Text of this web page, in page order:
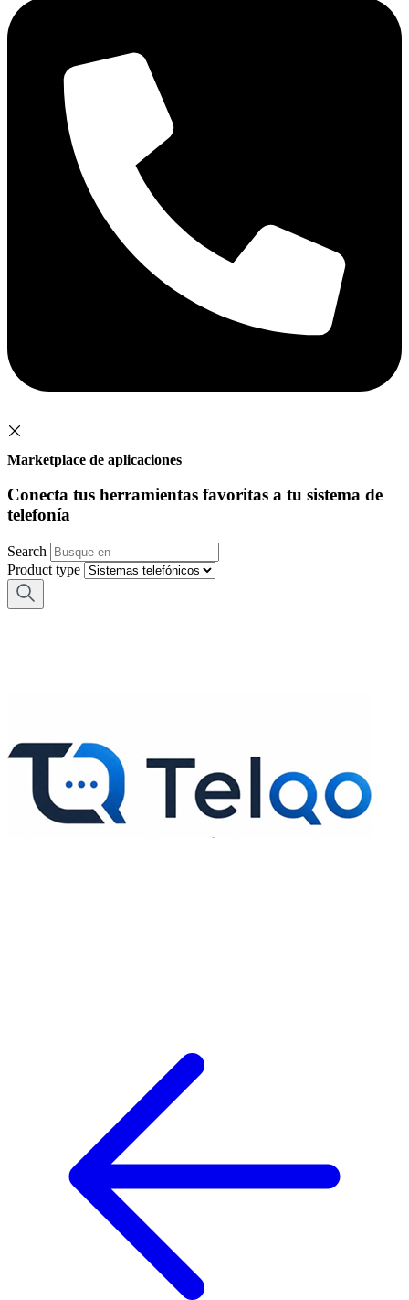
Marketplace de aplicaciones
Conecta tus herramientas favoritas a tu sistema de
telefonía
Search
Product type